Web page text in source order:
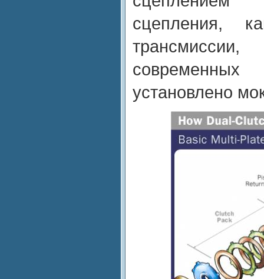
сцепления,
установлено